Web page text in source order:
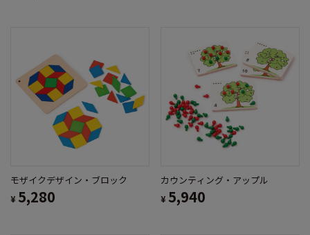
モザイクデザイン・ブロック
¥ 5,280
カウンティング・アップル
¥ 5,940